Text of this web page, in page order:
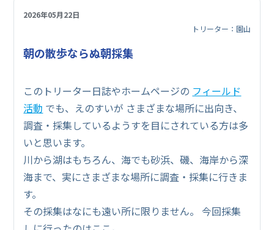
2026年05月22日
トリーター：園山
朝の散歩ならぬ朝採集
このトリーター日誌やホームページの フィールド
活動 でも、えのすいが さまざまな場所に出向き、
調査・採集しているようすを目にされている方は多
いと思います。
川から湖はもちろん、海でも砂浜、磯、海岸から深
海まで、実にさまざまな場所に調査・採集に行きま
す。
その採集はなにも遠い所に限りません。 今回採集